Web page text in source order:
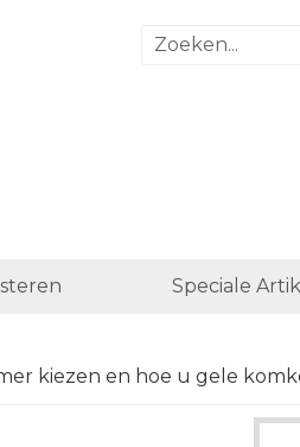
Speciale
kiezen en hoe u gele